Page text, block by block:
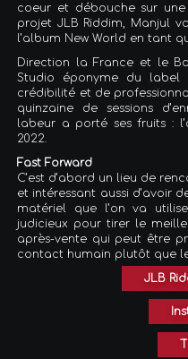
coeur et débouche sur
projet JLB Riddim, Manjul
l’album New World en tant
Direction la France et le
Studio éponyme du
crédibilité et de
quinzaine de sessions
labeur a porté ses fruits :
2022.
Fast Forward
C’est d’abord un lieu de
et intéressant aussi d’avoir
matériel que l’on va
judicieux pour tirer le
après-vente qui peut être
contact humain plutôt que
JLB